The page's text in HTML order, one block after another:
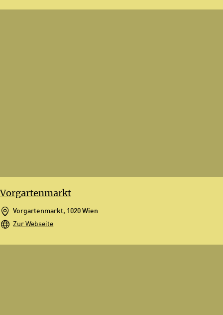
Vorgartenmarkt
Vorgartenmarkt, 1020 Wien
Zur Webseite